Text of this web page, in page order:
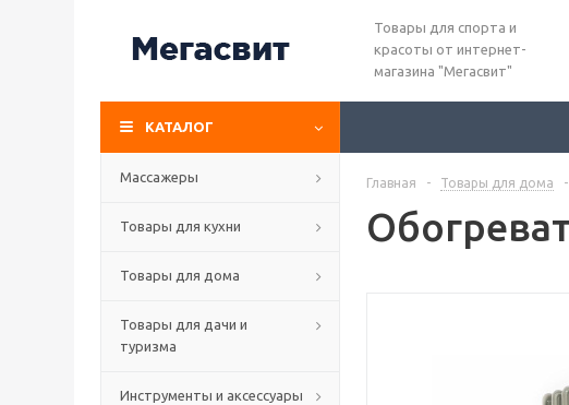
Товары для спорта и
красоты от интернет-
магазина "Мегасвит"
КАТАЛОГ
Массажеры
Товары для кухни
Товары для дома
Товары для дачи и
туризма
Инструменты и аксессуары
Главная - Товары для дома -